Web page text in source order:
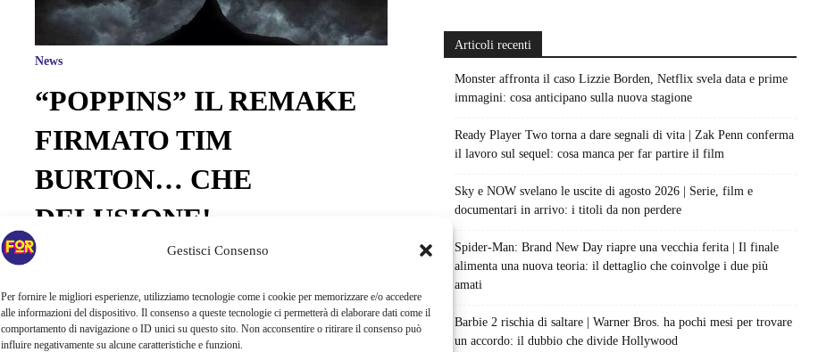
Gestisci Consenso
Per fornire le migliori esperienze, utilizziamo tecnologie come i cookie per memorizzare e/o accedere
alle informazioni del dispositivo. Il consenso a queste tecnologie ci permetterà di elaborare dati come il
comportamento di navigazione o ID unici su questo sito. Non acconsentire o ritirare il consenso può
influire negativamente su alcune caratteristiche e funzioni.
News
“POPPINS” IL REMAKE
FIRMATO TIM
BURTON… CHE
DELUSIONE!
Proprio oggi che è il 1° aprile, voglio tirar fuori una storia risalente
Come avrete capito dalla locandina, si tratta di “Poppins” il presunto
film firmato Tim Burton prodotto da Diseny, dedicato alla baby
sitters più famosa della storia. Un perfetto scherzo messo in piedi...
Articoli recenti
Monster affronta il caso Lizzie Borden, Netflix svela data e prime
immagini: cosa anticipano sulla nuova stagione
Ready Player Two torna a dare segnali di vita | Zak Penn conferma
il lavoro sul sequel: cosa manca per far partire il film
Sky e NOW svelano le uscite di agosto 2026 | Serie, film e
documentari in arrivo: i titoli da non perdere
Spider-Man: Brand New Day riapre una vecchia ferita | Il finale
alimenta una nuova teoria: il dettaglio che coinvolge i due più
amati
Barbie 2 rischia di saltare | Warner Bros. ha pochi mesi per trovare
un accordo: il dubbio che divide Hollywood